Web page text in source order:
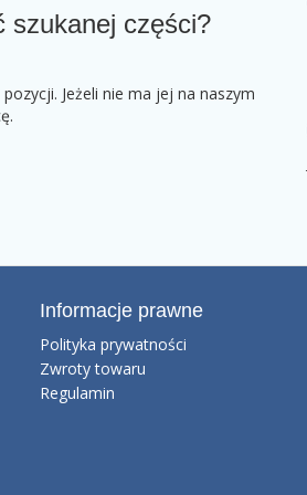
szukanej części?
Jeżeli nie ma jej na naszym
Informacje prawne
Polityka prywatności
Zwroty towaru
Regulamin